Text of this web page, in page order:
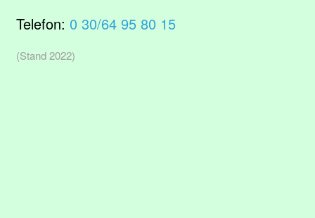
Telefon: 0 30/64 95 80 15
(Stand 2022)